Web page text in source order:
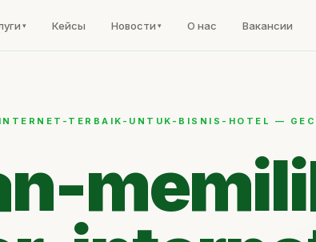
Кейсы Новости О нас Вакансии
TERBAIK-UNTUK-BISNIS-HOTEL —